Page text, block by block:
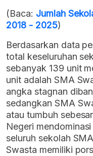
(Baca: Jumlah
2018 - 2025)
Berdasarkan data
total keseluruhan
sebanyak 139 unit
unit adalah SMA
angka stagnan
sedangkan SMA
atau tumbuh
Negeri
seluruh sekolah
Swasta memiliki